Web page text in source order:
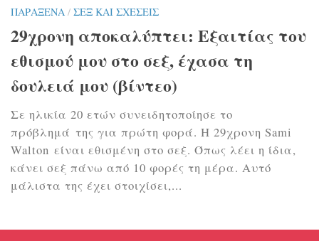
ΠΑΡΆΞΕΝΑ / ΣΕΞ ΚΑΙ ΣΧΈΣΕΙΣ
29χρονη αποκαλύπτει: Εξαιτίας του
εθισμού μου στο σεξ, έχασα τη
δουλειά μου (βίντεο)
Σε ηλικία 20 ετών συνειδητοποίησε το
πρόβλημά της για πρώτη φορά. Η 29χρονη Sami
Walton είναι εθισμένη στο σεξ. Όπως λέει η ίδια,
κάνει σεξ πάνω από 10 φορές τη μέρα. Αυτό
μάλιστα της έχει στοιχίσει,...